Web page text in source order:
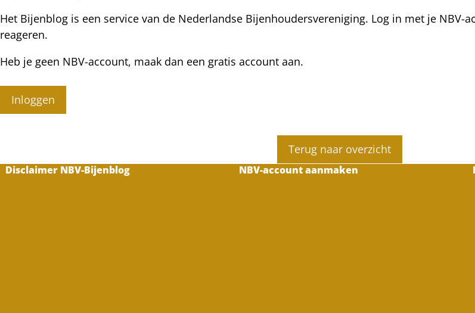
Het Bijenblog is een service van de Nederlandse Bijenhoudersvereniging. Log in met je NBV-
reageren.
Heb je geen NBV-account, maak dan een gratis account aan.
Inloggen
Terug naar overzicht
Disclaimer NBV-Bijenblog NBV-account aanmaken